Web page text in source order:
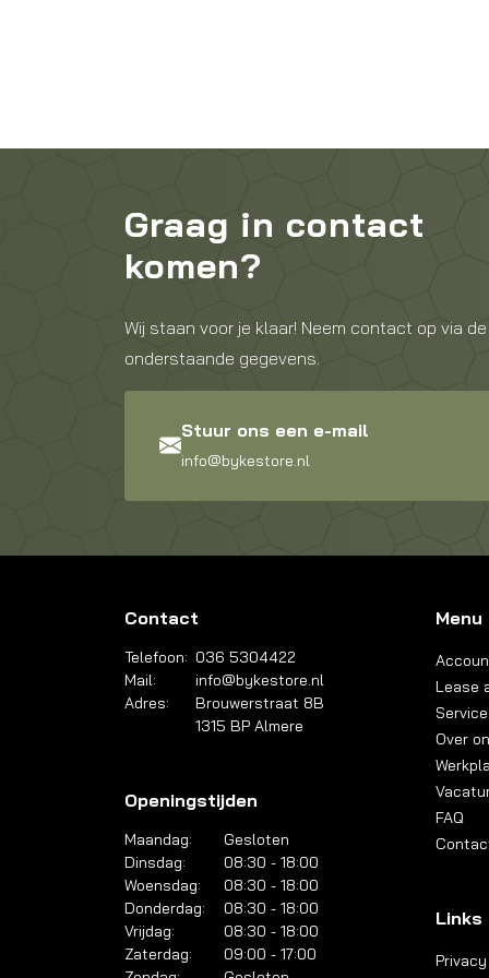
Graag in contact
komen?
Wij staan voor je klaar! Neem contact op via de
onderstaande gegevens.
Stuur ons een e-mail
info@bykestore.nl
Contact
Telefoon: 036 5304422
Mail:
info@bykestore.nl
Adres:
Brouwerstraat 8B
1315 BP Almere
Openingstijden
Maandag:
Gesloten
Dinsdag:
08:30 - 18:00
Woensdag:
08:30 - 18:00
Donderdag:
08:30 - 18:00
Vrijdag:
08:30 - 18:00
Zaterdag:
09:00 - 17:00
Menu
Lease
Over
FAQ
Links